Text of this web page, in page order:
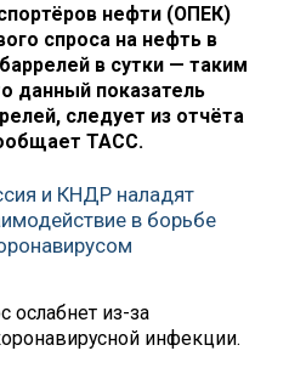
нефти (ОПЕК)
спроса на нефть в
в сутки — таким
данный показатель
следует из отчёта
ТАСС.
и КНДР наладят
в борьбе
ослабнет из-за
инфекции.